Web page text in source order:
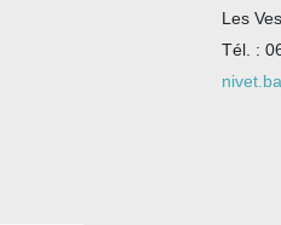
Les
Tél. :